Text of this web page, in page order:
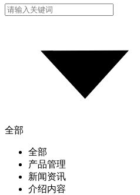
全部
全部
产品管理
新闻资讯
介绍内容